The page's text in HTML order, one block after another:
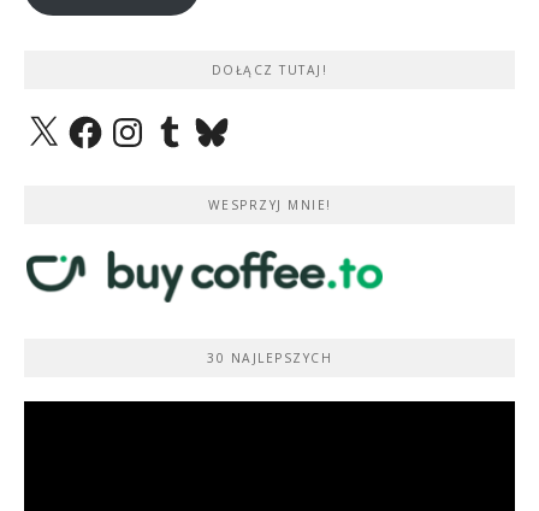
DOŁĄCZ TUTAJ!
X FacebookInstagramTumblrBluesky
WESPRZYJ MNIE!
30 NAJLEPSZYCH